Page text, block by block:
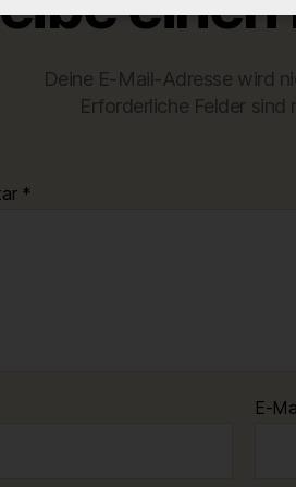
Deine E-Mail-Adresse wird
Erforderliche Felder sind
*
E-